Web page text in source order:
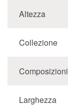
Altezza
Collezione
Composizioni
Larghezza